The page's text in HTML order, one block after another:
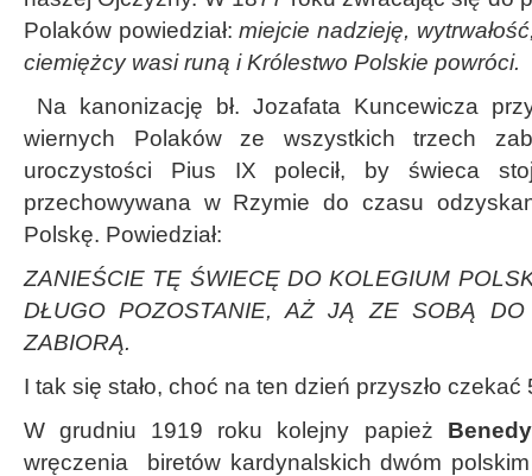
Polaków powiedział:miejcie nadzieję,
ciemiężcy wasi runą i Królestwo Polskie powróci.
Na kanonizację bł. Jozafata Kuncewicza
wiernych Polaków ze wszystkich trzech
uroczystości Pius IX polecił, by świeca
przechowywana w Rzymie do czasu
Polskę. Powiedział:
ZANIEŚCIE TĘ ŚWIECĘ DO KOLEGIUM
DŁUGO POZOSTANIE, AŻ JĄ ZE SOBĄ DO
ZABIORĄ.
I tak się stało, choć na ten dzień przyszło czekać
W grudniu 1919 roku kolejny papież
wręczenia biretów kardynalskich dwóm